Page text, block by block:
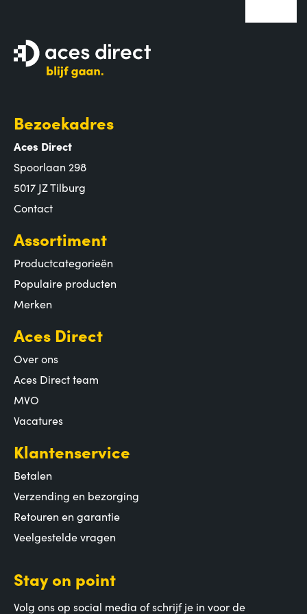
Bezoekadres
Aces Direct
Spoorlaan 298
5017 JZ Tilburg
Contact
Assortiment
Productcategorieën
Populaire producten
Merken
Aces Direct
Over ons
Aces Direct team
MVO
Vacatures
Klantenservice
Betalen
Verzending en bezorging
Retouren en garantie
Veelgestelde vragen
Stay on point
Volg ons op social media of schrijf je in voor de